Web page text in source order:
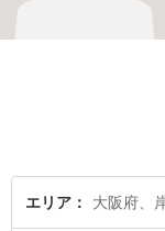
エリア 大阪府、